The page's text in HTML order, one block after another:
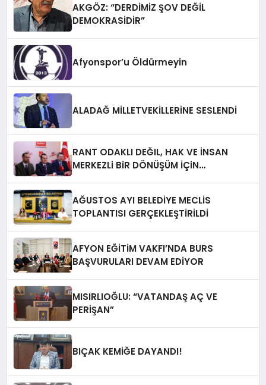
AKGÖZ: “DERDİMİZ ŞOV DEĞİL
DEMOKRASİDİR”
Afyonspor’u Öldürmeyin
ALADAĞ MİLLETVEKİLLERİNE SESLENDİ
RANT ODAKLI DEĞIL, HAK VE İNSAN
MERKEZLi BiR DÖNÜŞÜM İÇiN
AĞUSTOS AYI BELEDİYE MECLİS
TOPLANTISI GERÇEKLEŞTİRİLDİ
AFYON EĞİTİM VAKFI’NDA BURS
BAŞVURULARI DEVAM EDİYOR
MISIRLIOĞLU: “VATANDAŞ AÇ VE
PERİŞAN”
BIÇAK KEMİĞE DAYANDI!